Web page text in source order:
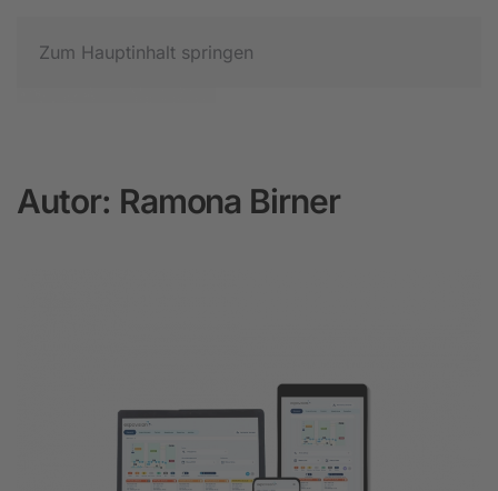
Zum Hauptinhalt springen
Autor: Ramona Birner